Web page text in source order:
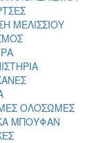
ΜΕΛΙΣΣΙΟΥ
ΟΛΟΣΩΜΕΣ
ΜΠΟΥΦΑΝ